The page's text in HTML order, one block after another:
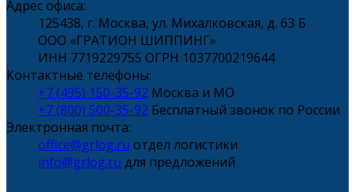
Адрес офиса:
125438, г. Москва, ул. Михалковская, д. 63 Б
ООО «ГРАТИОН ШИППИНГ»
ИНН 7719229755 ОГРН 1037700219644
Контактные телефоны:
+7 (495) 150-35-92 Москва и МО
+7 (800) 500-35-92 Бесплатный звонок по России
Электронная почта:
office@grlog.ru отдел логистики
info@grlog.ru для предложений